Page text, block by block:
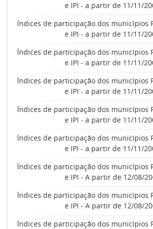
e IPI - a partir de 11/11/
Índices de participação dos municípios
e IPI - a partir de 11/11/
Índices de participação dos municípios
e IPI - a partir de 11/11/
Índices de participação dos municípios
e IPI - a partir de 11/11/
Índices de participação dos municípios
e IPI - a partir de 11/11/
Índices de participação dos municípios
e IPI - a partir de 11/11/
Índices de participação dos municípios
e IPI - A partir de 12/08/
Índices de participação dos municípios
e IPI - A partir de 12/08/
Índices de participação dos municípios